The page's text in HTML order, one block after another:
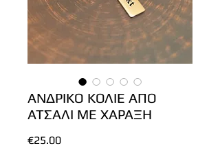
ΑΝΔΡΙΚΟ ΚΟΛΙΕ ΑΠΟ
ΑΤΣΑΛΙ ΜΕ ΧΑΡΑΞΗ
€25.00Price